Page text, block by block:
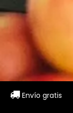
 Envío gratis